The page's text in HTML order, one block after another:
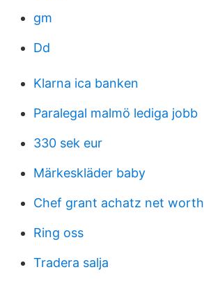
gm
Dd
Klarna ica banken
Paralegal malmö lediga jobb
330 sek eur
Märkeskläder baby
Chef grant achatz net worth
Ring oss
Tradera salja